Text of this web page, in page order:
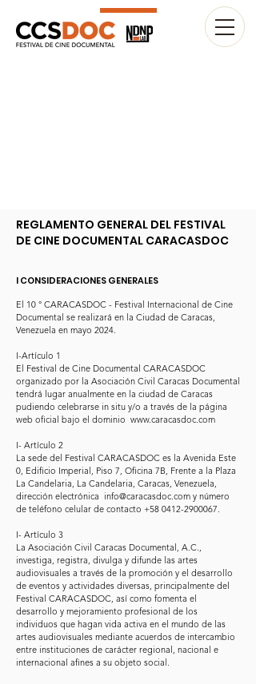
REGLAMENTO GENERAL DEL FESTIVAL
DE CINE DOCUMENTAL CARACASDOC
I CONSIDERACIONES GENERALES
El 10 ° CARACASDOC - Festival Internacional de Cine
Documental se realizará en la Ciudad de Caracas,
Venezuela en mayo 2024.
I-Artículo 1
El Festival de Cine Documental CARACASDOC
organizado por la Asociación Civil Caracas Documental
tendrá lugar anualmente en la ciudad de Caracas
pudiendo celebrarse in situ y/o a través de la página
web oficial bajo el dominio www.caracasdoc.com
I- Artículo 2
La sede del Festival CARACASDOC es la Avenida Este
0, Edificio Imperial, Piso 7, Oficina 7B, Frente a la Plaza
La Candelaria, La Candelaria, Caracas, Venezuela,
dirección electrónica info@caracasdoc.com y número
de teléfono celular de contacto +58 0412-2900067.
I- Artículo 3
La Asociación Civil Caracas Documental, A.C.,
investiga, registra, divulga y difunde las artes
audiovisuales a través de la promoción y el desarrollo
de eventos y actividades diversas, principalmente del
Festival CARACASDOC, así como fomenta el
desarrollo y mejoramiento profesional de los
individuos que hagan vida activa en el mundo de las
artes audiovisuales mediante acuerdos de intercambio
entre instituciones de carácter regional, nacional e
internacional afines a su objeto social.